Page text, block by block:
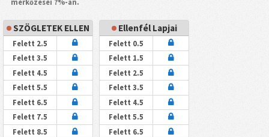
mérkőzései ?%-án.
SZÖGLETEK ELLEN
Felett 2.5
Felett 3.5
Felett 4.5
Felett 5.5
Felett 6.5
Felett 7.5
Felett 8.5
Ellenfél Lapjai
Felett 0.5
Felett 1.5
Felett 2.5
Felett 3.5
Felett 4.5
Felett 5.5
Felett 6.5